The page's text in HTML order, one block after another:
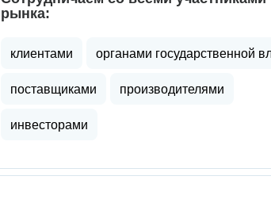
рынка:
клиентами
органами государственной
поставщиками
производителями
инвесторами